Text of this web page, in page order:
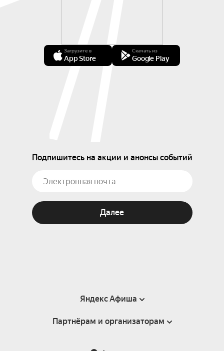
Загрузите в
App Store
Скачать из
Google Play
Подпишитесь на акции и анонсы событий
Далее
Яндекс Афиша
Справка
Партнёрам и организаторам